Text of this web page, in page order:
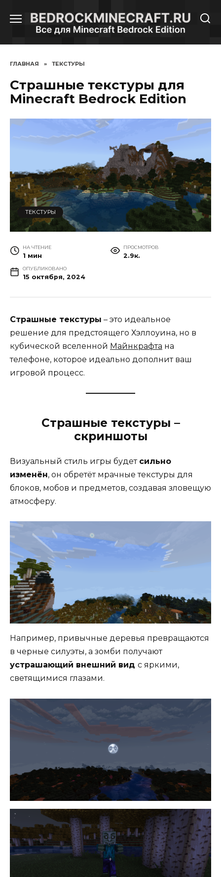
содержанию
ГЛАВНАЯ » ТЕКСТУРЫ
Страшные текстуры для
Minecraft Bedrock Edition
ТЕКСТУРЫ
НА ЧТЕНИЕ
1 мин
ПРОСМОТРОВ
2.9к.
ОПУБЛИКОВАНО
15 октября, 2024
Страшные текстуры – это идеальное
решение для предстоящего Хэллоуина, но в
кубической вселенной Майнкрафта на
телефоне, которое идеально дополнит ваш
игровой процесс.
Страшные текстуры –
скриншоты
Визуальный стиль игры будет сильно
изменён, он обретёт мрачные текстуры для
блоков, мобов и предметов, создавая зловещую
атмосферу.
Например, привычные деревья превращаются
в черные силуэты, а зомби получают
устрашающий внешний вид с яркими,
светящимися глазами.